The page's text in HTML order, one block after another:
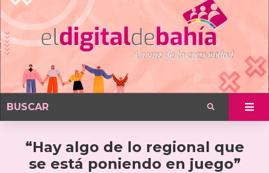
“Hay algo de lo regional que
se está poniendo en juego”